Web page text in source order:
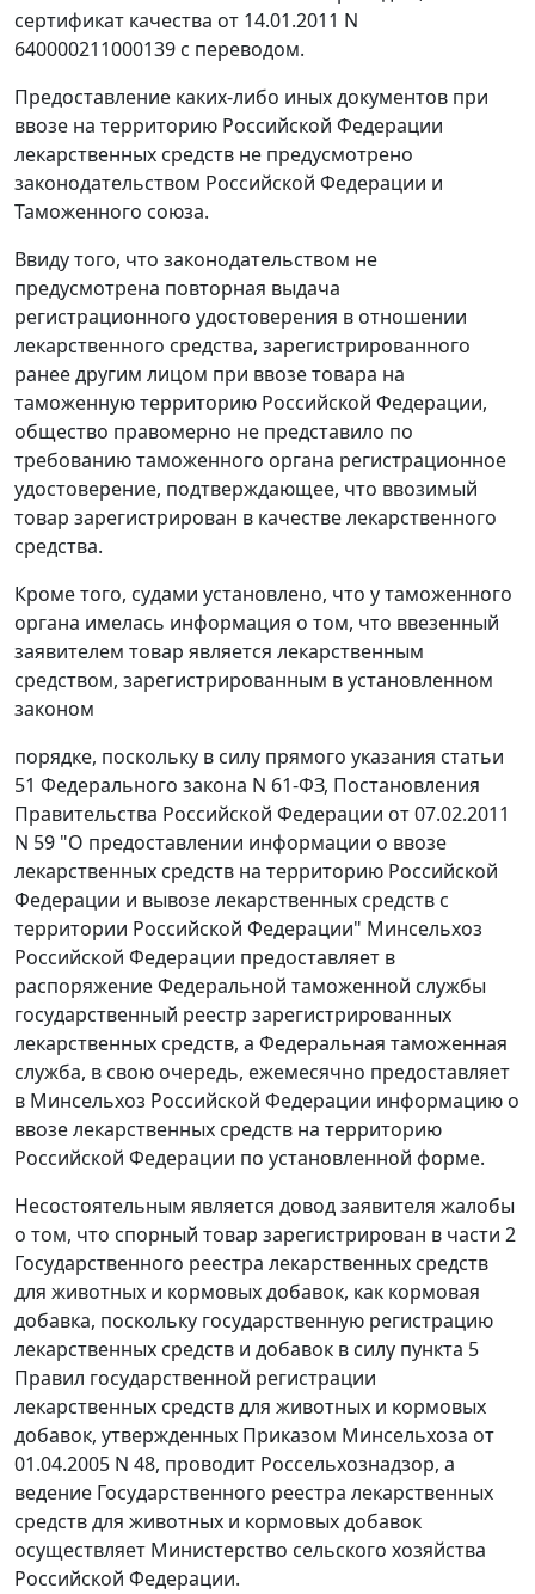
сертификат качества от 14.01.2011 N
640000211000139 с переводом.
Предоставление каких-либо иных документов при
ввозе на территорию Российской Федерации
лекарственных средств не предусмотрено
законодательством Российской Федерации и
Таможенного союза.
Ввиду того, что законодательством не
предусмотрена повторная выдача
регистрационного удостоверения в отношении
лекарственного средства, зарегистрированного
ранее другим лицом при ввозе товара на
таможенную территорию Российской Федерации,
общество правомерно не представило по
требованию таможенного органа регистрационное
удостоверение, подтверждающее, что ввозимый
товар зарегистрирован в качестве лекарственного
средства.
Кроме того, судами установлено, что у таможенного
органа имелась информация о том, что ввезенный
заявителем товар является лекарственным
средством, зарегистрированным в установленном
законом
порядке, поскольку в силу прямого указания статьи
51 Федерального закона N 61-ФЗ, Постановления
Правительства Российской Федерации от 07.02.2011
N 59 "О предоставлении информации о ввозе
лекарственных средств на территорию Российской
Федерации и вывозе лекарственных средств с
территории Российской Федерации" Минсельхоз
Российской Федерации предоставляет в
распоряжение Федеральной таможенной службы
государственный реестр зарегистрированных
лекарственных средств, а Федеральная таможенная
служба, в свою очередь, ежемесячно предоставляет
в Минсельхоз Российской Федерации информацию о
ввозе лекарственных средств на территорию
Российской Федерации по установленной форме.
Несостоятельным является довод заявителя жалобы
о том, что спорный товар зарегистрирован в части 2
Государственного реестра лекарственных средств
для животных и кормовых добавок, как кормовая
добавка, поскольку государственную регистрацию
лекарственных средств и добавок в силу пункта 5
Правил государственной регистрации
лекарственных средств для животных и кормовых
добавок, утвержденных Приказом Минсельхоза от
01.04.2005 N 48, проводит Россельхознадзор, а
ведение Государственного реестра лекарственных
средств для животных и кормовых добавок
осуществляет Министерство сельского хозяйства
Российской Федерации.